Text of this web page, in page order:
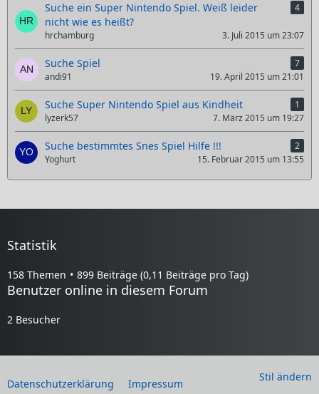
Suche ein Super Nintendo Spiel. Weiß leider
nicht wie es heißt?
4
hrchamburg 3. Juli 2015 um 23:07
Suche Spiel
7
andi91
19. April 2015 um 21:01
Suche Super Nintendo Spiel aus Kindheit
1
lyzerk57
7. März 2015 um 19:27
Suche bestimmtes Snes Spiel Hilfe !!!
2
Yoghurt
15. Februar 2015 um 13:55
Statistik
158 Themen 899 Beiträge (0,11 Beiträge pro Tag)
Benutzer online in diesem Forum
2 Besucher
Stil ändern
Datenschutzerklärung Impressum